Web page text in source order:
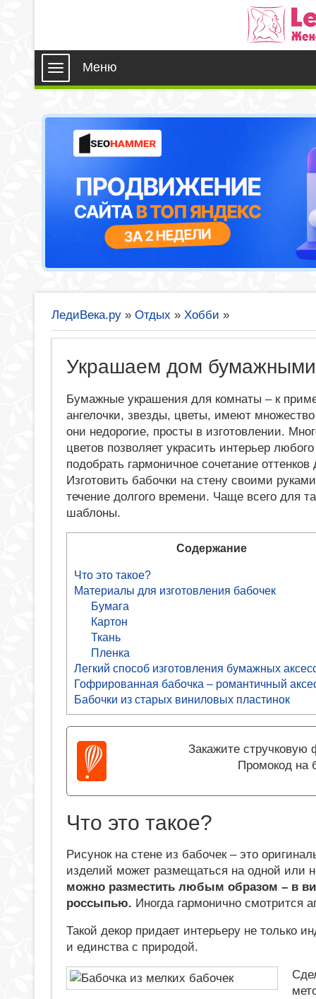
Меню
ЛедиВека.ру » Отдых » Хобби »
Украшаем дом бумажными
Бумажные украшения для комнаты – к
ангелочки, звезды, цветы, имеют
они недорогие, просты в изготовлении.
цветов позволяет украсить интерьер
подобрать гармоничное сочетание
Изготовить бабочки на стену своими
течение долгого времени. Чаще всего для
шаблоны.
Содержание
Что это такое?
Материалы для изготовления бабочек
Бумага
Картон
Ткань
Пленка
Легкий способ изготовления бумажных
Гофрированная бабочка – романтичный
Бабочки из старых виниловых пластинок
Закажите стручковую
Промокод на
Что это такое?
Рисунок на стене из бабочек – это
изделий может размещаться на одной или
можно разместить любым образом – в
россыпью. Иногда гармонично смотрится
Такой декор придает интерьеру не только
и единства с природой.